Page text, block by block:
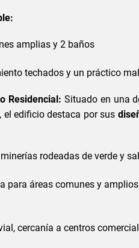
amplias y 2 baños
techados y un práctico
Residencial: Situado en una
el edificio destaca por sus
rodeadas de verde y
para áreas comunes y
cercanía a centros